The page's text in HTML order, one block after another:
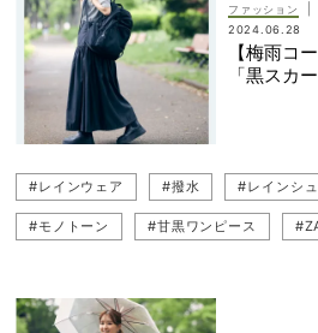
ファッション
2024.06.28
【梅雨コ
「黒スカ
#レインウェア #撥水 #レインシ
#モノトーン #甘黒ワンピース
#スカート #レイングッズ